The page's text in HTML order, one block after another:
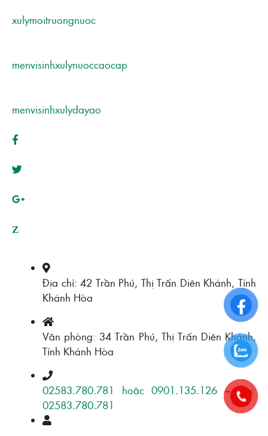
xulymoitruongnuoc
menvisinhxulynuoccaocap
menvisinhxulydayao
Z
Địa chỉ: 42 Trần Phú, Thị Trấn Diên Khánh, Tỉnh
Khánh Hòa
Văn phòng: 34 Trần Phú, Thị Trấn Diên Khánh,
Tỉnh Khánh Hòa
02583.780.781 hoặc 0901.135.126 – Fax:
02583.780.781